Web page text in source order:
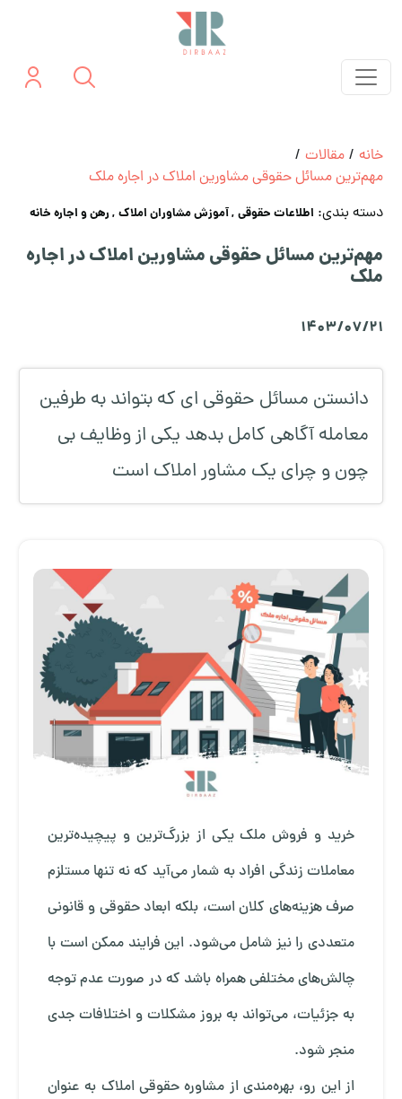
خانه / مقالات /
مهم‌ترین مسائل حقوقی مشاورین املاک در اجاره ملک
دسته بندی: اطلاعات حقوقی, آموزش مشاوران املاک, رهن و اجاره خانه
مهم‌ترین مسائل حقوقی مشاورین املاک در اجاره
ملک
1403/07/21
دانستن مسائل حقوقی ای که بتواند به طرفین
معامله آگاهی کامل بدهد یکی از وظایف بی
چون و چرای یک مشاور املاک است
خرید و فروش ملک یکی از بزرگ‌ترین و پیچیده‌ترین
معاملات زندگی افراد به شمار می‌آید که نه تنها مستلزم
صرف هزینه‌های کلان است، بلکه ابعاد حقوقی و قانونی
متعددی را نیز شامل می‌شود. این فرایند ممکن است با
چالش‌های مختلفی همراه باشد که در صورت عدم توجه
به جزئیات، می‌تواند به بروز مشکلات و اختلافات جدی
منجر شود.
از این رو، بهره‌مندی از مشاوره حقوقی املاک به عنوان